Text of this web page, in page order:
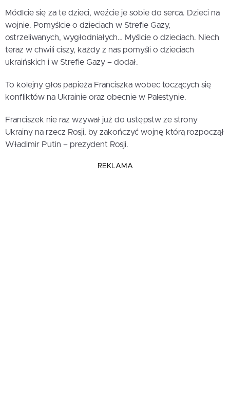
Módlcie się za te dzieci, weźcie je sobie do serca. Dzieci na
wojnie. Pomyślcie o dzieciach w Strefie Gazy,
ostrzeliwanych, wygłodniałych… Myślcie o dzieciach. Niech
teraz w chwili ciszy, każdy z nas pomyśli o dzieciach
ukraińskich i w Strefie Gazy – dodał.
To kolejny głos papieża Franciszka wobec toczących się
konfliktów na Ukrainie oraz obecnie w Palestynie.
Franciszek nie raz wzywał już do ustępstw ze strony
Ukrainy na rzecz Rosji, by zakończyć wojnę którą rozpoczął
Władimir Putin – prezydent Rosji.
REKLAMA